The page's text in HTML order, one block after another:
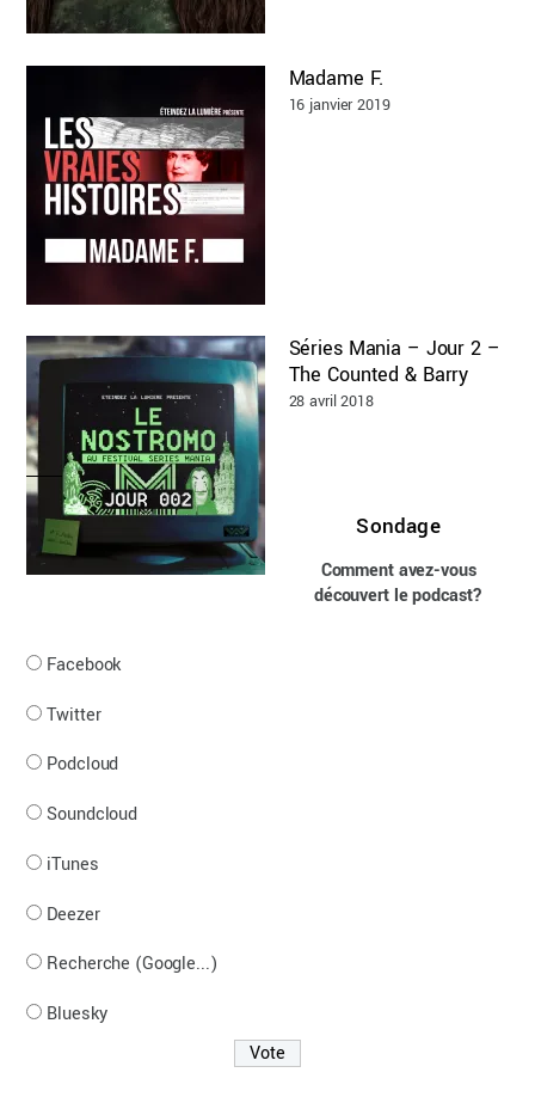
Madame F.
16 janvier 2019
Séries Mania – Jour 2 –
The Counted & Barry
28 avril 2018
Sondage
Comment avez-vous
découvert le podcast?
Facebook
Twitter
Podcloud
Soundcloud
iTunes
Deezer
Recherche (Google...)
Bluesky